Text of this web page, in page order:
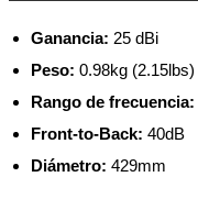
Ganancia: 25 dBi
Peso: 0.98kg (2.15lbs)
Rango de frecuencia:
Front-to-Back: 40dB
Diámetro: 429mm